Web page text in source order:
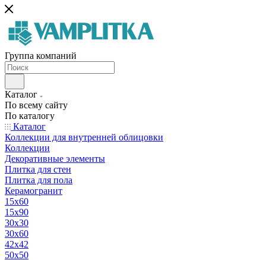
Группа компаний
Каталог
По всему сайту
По каталогу
Каталог
Коллекции для внутренней облицовки
Коллекции
Декоративные элементы
Плитка для стен
Плитка для пола
Керамогранит
15х60
15x90
30х30
30х60
42х42
50х50